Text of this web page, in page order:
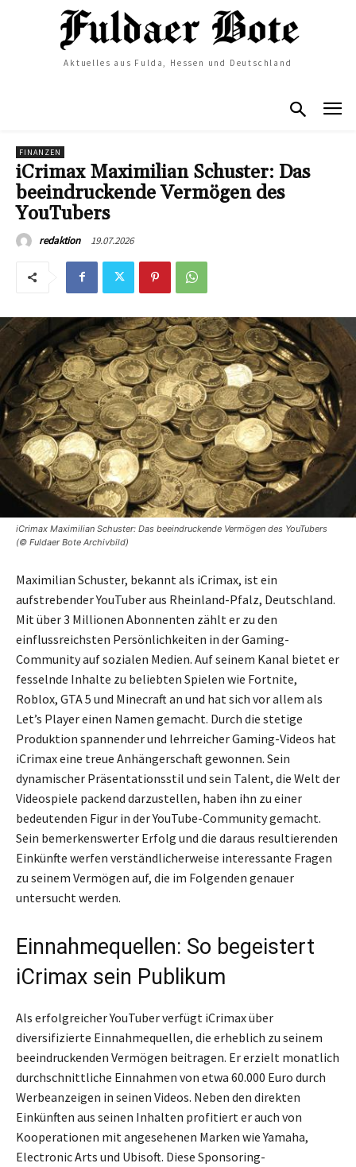
Aktuelles aus Fulda, Hessen und Deutschland
FINANZEN
iCrimax Maximilian Schuster: Das
beeindruckende Vermögen des
YouTubers
redaktion 19.07.2026
iCrimax Maximilian Schuster: Das beeindruckende Vermögen des YouTubers
(© Fuldaer Bote Archivbild)
Maximilian Schuster, bekannt als iCrimax, ist ein
aufstrebender YouTuber aus Rheinland-Pfalz, Deutschland.
Mit über 3 Millionen Abonnenten zählt er zu den
einflussreichsten Persönlichkeiten in der Gaming-
Community auf sozialen Medien. Auf seinem Kanal bietet er
fesselnde Inhalte zu beliebten Spielen wie Fortnite,
Roblox, GTA 5 und Minecraft an und hat sich vor allem als
Let’s Player einen Namen gemacht. Durch die stetige
Produktion spannender und lehrreicher Gaming-Videos hat
iCrimax eine treue Anhängerschaft gewonnen. Sein
dynamischer Präsentationsstil und sein Talent, die Welt der
Videospiele packend darzustellen, haben ihn zu einer
bedeutenden Figur in der YouTube-Community gemacht.
Sein bemerkenswerter Erfolg und die daraus resultierenden
Einkünfte werfen verständlicherweise interessante Fragen
zu seinem Vermögen auf, die im Folgenden genauer
untersucht werden.
Einnahmequellen: So begeistert
iCrimax sein Publikum
Als erfolgreicher YouTuber verfügt iCrimax über
diversifizierte Einnahmequellen, die erheblich zu seinem
beeindruckenden Vermögen beitragen. Er erzielt monatlich
durchschnittliche Einnahmen von etwa 60.000 Euro durch
Werbeanzeigen in seinen Videos. Neben den direkten
Einkünften aus seinen Inhalten profitiert er auch von
Kooperationen mit angesehenen Marken wie Yamaha,
Electronic Arts und Ubisoft. Diese Sponsoring-